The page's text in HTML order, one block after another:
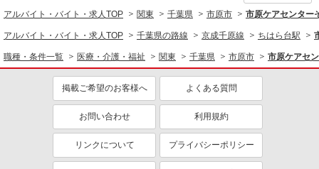
ミドル（40代～）活躍中
交通費支給
社会保険あり
週2～3日勤務OK
深夜
車通勤OK
産休・育休取得実績あり
社員登用あり
アルバイト・バイト・求人TOP 関東 千葉県 市原市 市原ケアセンター
アルバイト・バイト・求人TOP 千葉県の路線 京成千原線 ちはら台駅
職種・条件一覧 医療・介護・福祉 関東 千葉県 市原市 市原ケアセ
掲載ご希望のお客様へ よくある質問
お問い合わせ 利用規約
リンクについて プライバシーポリシー